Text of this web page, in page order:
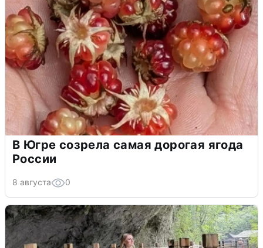
В Югре созрела самая дорогая ягода
России
8 августа 0